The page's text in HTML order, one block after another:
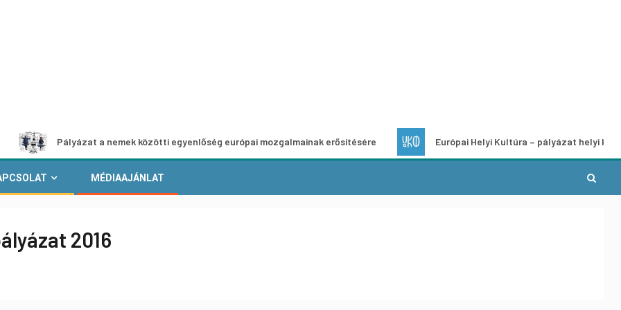
Pályázat a nemek közötti egyenlőség európai mozgalmainak erősítésére Európai Helyi Kultúra – pályázat helyi kulturális
MÉDIAAJÁNLAT
2016